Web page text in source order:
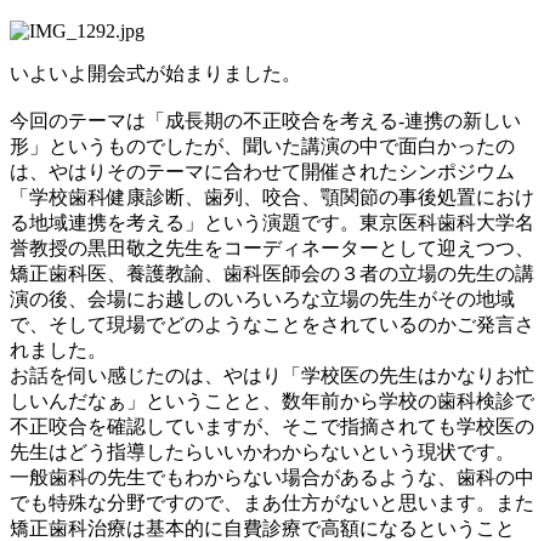
いよいよ開会式が始まりました。
今回のテーマは「成長期の不正咬合を考える‐連携の新しい
形」というものでしたが、聞いた講演の中で面白かったの
は、やはりそのテーマに合わせて開催されたシンポジウム
「学校歯科健康診断、歯列、咬合、顎関節の事後処置におけ
る地域連携を考える」という演題です。東京医科歯科大学名
誉教授の黒田敬之先生をコーディネーターとして迎えつつ、
矯正歯科医、養護教諭、歯科医師会の３者の立場の先生の講
演の後、会場にお越しのいろいろな立場の先生がその地域
で、そして現場でどのようなことをされているのかご発言さ
れました。
お話を伺い感じたのは、やはり「学校医の先生はかなりお忙
しいんだなぁ」ということと、数年前から学校の歯科検診で
不正咬合を確認していますが、そこで指摘されても学校医の
先生はどう指導したらいいかわからないという現状です。
一般歯科の先生でもわからない場合があるような、歯科の中
でも特殊な分野ですので、まあ仕方がないと思います。また
矯正歯科治療は基本的に自費診療で高額になるということ